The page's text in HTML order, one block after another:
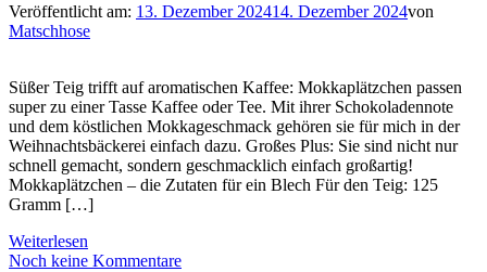
Veröffentlicht am: 13. Dezember 202414. Dezember 2024von
Matschhose
Süßer Teig trifft auf aromatischen Kaffee: Mokkaplätzchen passen
super zu einer Tasse Kaffee oder Tee. Mit ihrer Schokoladennote
und dem köstlichen Mokkageschmack gehören sie für mich in der
Weihnachtsbäckerei einfach dazu. Großes Plus: Sie sind nicht nur
schnell gemacht, sondern geschmacklich einfach großartig!
Mokkaplätzchen – die Zutaten für ein Blech Für den Teig: 125
Gramm […]
Weiterlesen
Noch keine Kommentare